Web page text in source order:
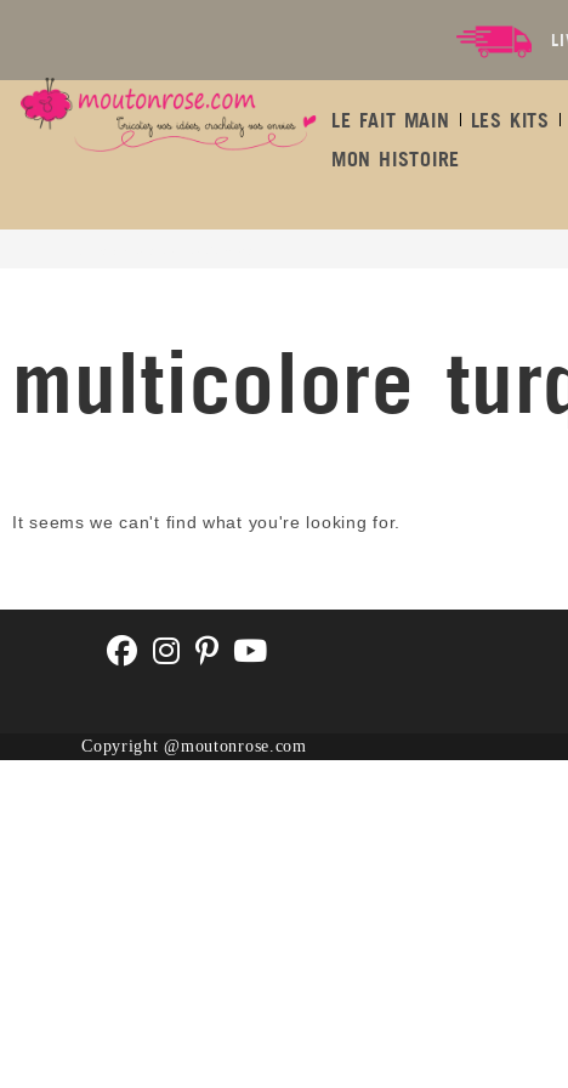
LE FAIT MAIN LES KITS
MON HISTOIRE
multicolore
It seems we can't find what you're looking for.
Copyright @moutonrose.com